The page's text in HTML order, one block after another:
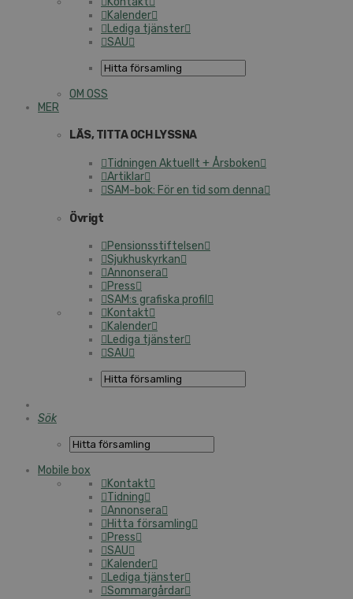
Kalender
Lediga tjänster
SAU
OM OSS
MER
LÄS, TITTA OCH LYSSNA
Tidningen Aktuellt + Årsboken
Artiklar
SAM-bok: För en tid som denna
Övrigt
Pensionsstiftelsen
Sjukhuskyrkan
Annonsera
Press
SAM:s grafiska profil
Kontakt
Kalender
Lediga tjänster
SAU
Sök
Mobile box
Kontakt
Tidning
Annonsera
Hitta församling
Press
SAU
Kalender
Lediga tjänster
Sommargårdar